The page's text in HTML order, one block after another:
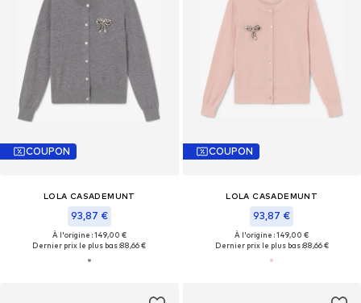
COUPON
LOLA CASADEMUNT
93,87 €
À l'origine : 149,00 €
Dernier prix le plus bas :88,66 €
COUPON
LOLA CASADEMUNT
93,87 €
À l'origine : 149,00 €
Dernier prix le plus bas :88,66 €